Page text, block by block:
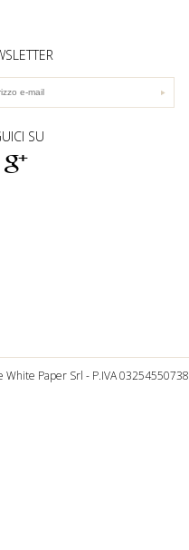
SU
ì
White Paper Srl - P.IVA 03254550738